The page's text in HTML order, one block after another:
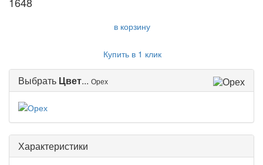
в корзину
Купить в 1 клик
Выбрать Цвет... Орех
Характеристики